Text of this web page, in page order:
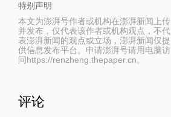
特别声明
本文为澎湃号作者或机构在澎湃新闻上传
并发布，仅代表该作者或机构观点，不代
表澎湃新闻的观点或立场，澎湃新闻仅提
供信息发布平台。申请澎湃号请用电脑访
问https://renzheng.thepaper.cn。
评论